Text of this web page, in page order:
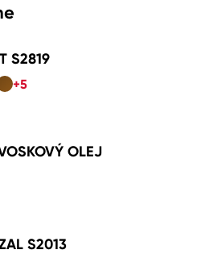
S2819
+5
OLEJ
S2013